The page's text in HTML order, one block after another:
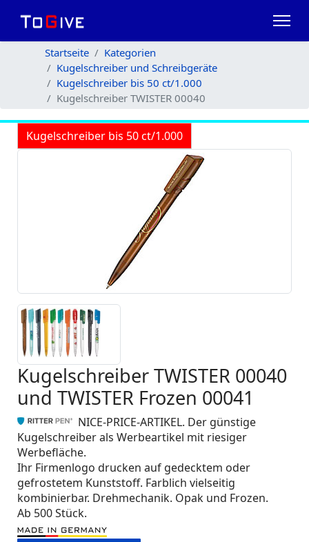
Startseite
Kategorien
Kugelschreiber und Schreibgeräte
Kugelschreiber bis 50 ct/1.000
Kugelschreiber TWISTER 00040
Kugelschreiber bis 50 ct/1.000
Kugelschreiber TWISTER 00040
und TWISTER Frozen 00041
NICE-PRICE-ARTIKEL. Der günstige
Kugelschreiber als Werbeartikel mit riesiger
Werbefläche.
Ihr Firmenlogo drucken auf gedecktem oder
gefrostetem Kunststoff. Farblich vielseitig
kombinierbar. Drehmechanik. Opak und Frozen.
Ab 500 Stück.